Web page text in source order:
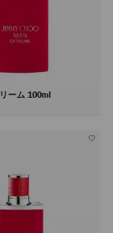
ーム 100ml